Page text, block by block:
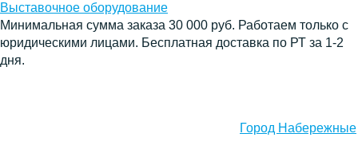
Выставочное оборудование
Минимальная сумма заказа 30 000 руб. Работаем только с
юридическими лицами. Бесплатная доставка по РТ за 1-2
дня.
Город Набережные